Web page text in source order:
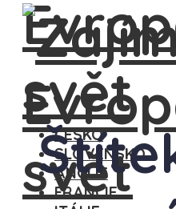
ČESKO
SLOVENSKO
ANGLIE
FRANCIE